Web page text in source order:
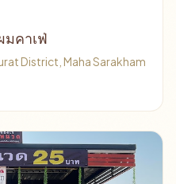
มคาเฟ่
District, Maha Sarakham